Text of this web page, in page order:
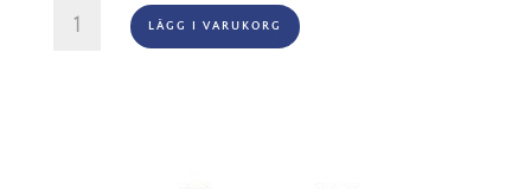
Black
LÄGG I VARUKORG